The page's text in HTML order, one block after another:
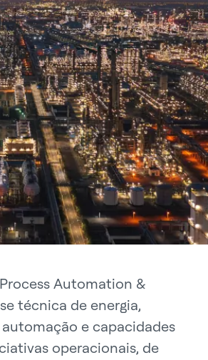
Automation &
técnica de energia,
e capacidades
operacionais, de